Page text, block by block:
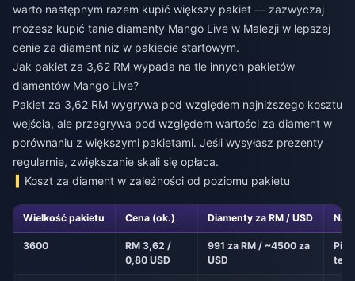
warto następnym razem kupić większy pakiet — zazwyczaj
możesz kupić tanie diamenty Mango Live w Malezji w lepszej
cenie za diament niż w pakiecie startowym.
Jak pakiet za 3,62 RM wypada na tle innych pakietów
diamentów Mango Live?
Pakiet za 3,62 RM wygrywa pod względem najniższego kosztu
wejścia, ale przegrywa pod względem wartości za diament w
porównaniu z większymi pakietami. Jeśli wysyłasz prezenty
regularnie, zwiększanie skali się opłaca.
Koszt za diament w zależności od poziomu pakietu
Wielkość pakietu Cena (ok.) Diamenty za RM / USD
3600
RM 3,62 /
0,80 USD
991 za RM / ~4500 za
USD